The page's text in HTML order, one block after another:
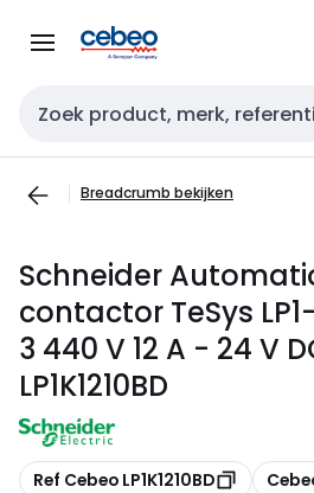
naar
naar
Zoekveld invoer
Breadcrumb bekijken
Schneider
contactor TeSys
3 440 V 12 A - 24 V
LP1K1210BD
Kopiëren
Ref Cebeo LP1K1210BD